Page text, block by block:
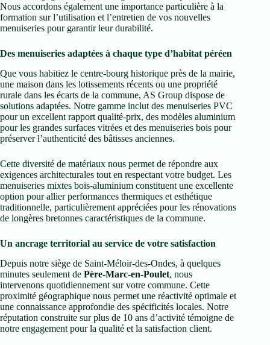
Nous accordons également une importance particulière à la
formation sur l’utilisation et l’entretien de vos nouvelles
menuiseries pour garantir leur durabilité.
Des menuiseries adaptées à chaque type d’habitat péréen
Que vous habitiez le centre-bourg historique près de la mairie,
une maison dans les lotissements récents ou une propriété
rurale dans les écarts de la commune, AS Group dispose de
solutions adaptées. Notre gamme inclut des menuiseries PVC
pour un excellent rapport qualité-prix, des modèles aluminium
pour les grandes surfaces vitrées et des menuiseries bois pour
préserver l’authenticité des bâtisses anciennes.
Cette diversité de matériaux nous permet de répondre aux
exigences architecturales tout en respectant votre budget. Les
menuiseries mixtes bois-aluminium constituent une excellente
option pour allier performances thermiques et esthétique
traditionnelle, particulièrement appréciées pour les rénovations
de longères bretonnes caractéristiques de la commune.
Un ancrage territorial au service de votre satisfaction
Depuis notre siège de Saint-Méloir-des-Ondes, à quelques
minutes seulement de Père-Marc-en-Poulet, nous
intervenons quotidiennement sur votre commune. Cette
proximité géographique nous permet une réactivité optimale et
une connaissance approfondie des spécificités locales. Notre
réputation construite sur plus de 10 ans d’activité témoigne de
notre engagement pour la qualité et la satisfaction client.